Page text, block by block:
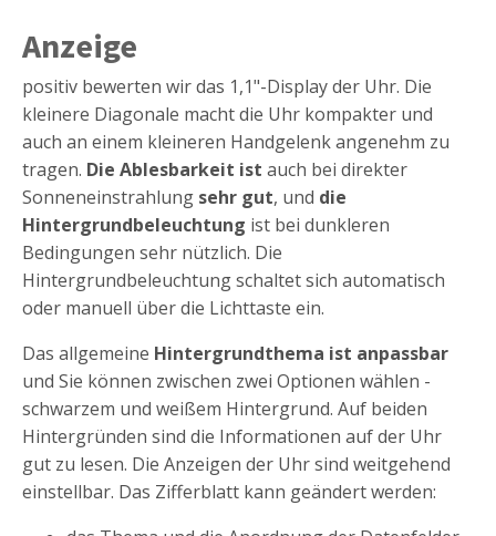
Anzeige
positiv bewerten wir das 1,1"-Display der Uhr. Die
kleinere Diagonale macht die Uhr kompakter und
auch an einem kleineren Handgelenk angenehm zu
tragen. Die Ablesbarkeit ist auch bei direkter
Sonneneinstrahlung sehr gut, und die
Hintergrundbeleuchtung ist bei dunkleren
Bedingungen sehr nützlich. Die
Hintergrundbeleuchtung schaltet sich automatisch
oder manuell über die Lichttaste ein.
Das allgemeine Hintergrundthema ist anpassbar
und Sie können zwischen zwei Optionen wählen -
schwarzem und weißem Hintergrund. Auf beiden
Hintergründen sind die Informationen auf der Uhr
gut zu lesen. Die Anzeigen der Uhr sind weitgehend
einstellbar. Das Zifferblatt kann geändert werden: